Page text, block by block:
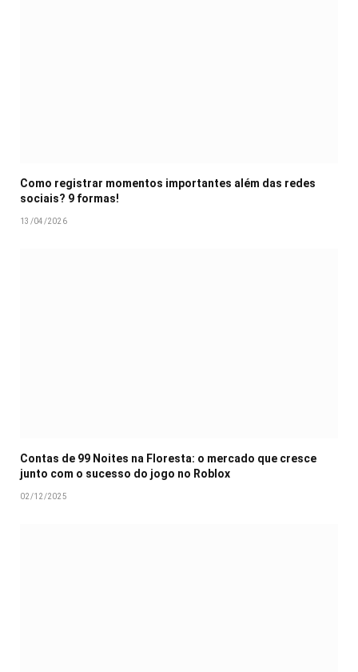
Como registrar momentos importantes além das redes
sociais? 9 formas!
13/04/2026
Contas de 99 Noites na Floresta: o mercado que cresce
junto com o sucesso do jogo no Roblox
02/12/2025